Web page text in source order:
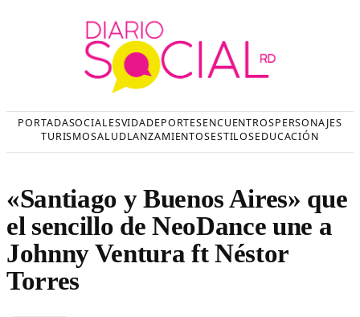
PORTADASOCIALESVIDADEPORTESENCUENTROSPERSONAJES
TURISMOSALUDLANZAMIENTOSESTILOSEDUCACIÓN
«Santiago y Buenos Aires» que
el sencillo de NeoDance une a
Johnny Ventura ft Néstor
Torres